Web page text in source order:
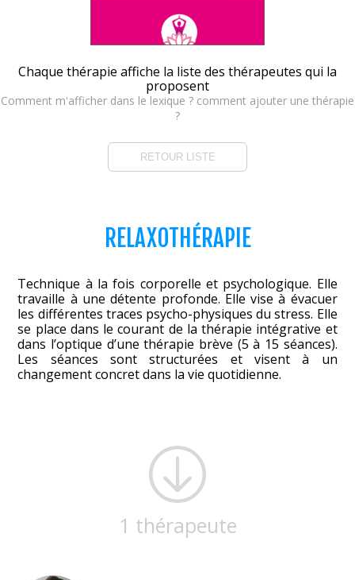
Chaque thérapie affiche la liste des thérapeutes qui la
proposent
Comment m'afficher dans le lexique ? comment ajouter une thérapie
?
RETOUR LISTE
RELAXOTHÉRAPIE
Technique à la fois corporelle et psychologique. Elle
travaille à une détente profonde. Elle vise à évacuer
les différentes traces psycho-physiques du stress. Elle
se place dans le courant de la thérapie intégrative et
dans l’optique d’une thérapie brève (5 à 15 séances).
Les séances sont structurées et visent à un
changement concret dans la vie quotidienne.
1 thérapeute